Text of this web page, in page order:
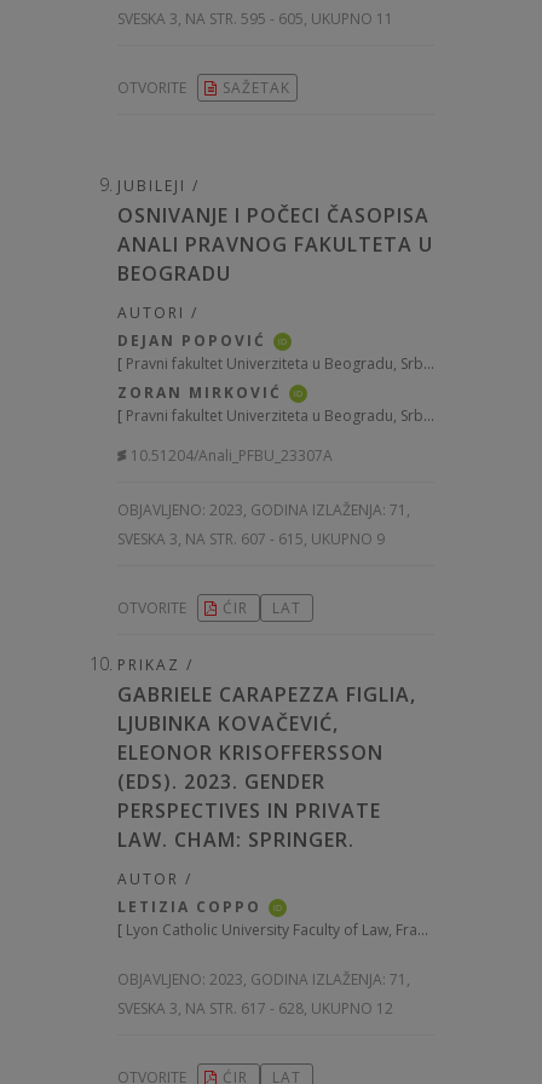
SVESKA 3, NA STR. 595 - 605, UKUPNO 11
OTVORITE SAŽETAK
JUBILEJI /
OSNIVANJE I POČECI ČASOPISA
ANALI PRAVNOG FAKULTETA U
BEOGRADU
AUTORI /
DEJAN POPOVIĆ
iD
[ Pravni fakultet Univerziteta u Beogradu, Srbija
ZORAN MIRKOVIĆ
iD
[ Pravni fakultet Univerziteta u Beogradu, Srbija
10.51204/Anali_PFBU_23307A
OBJAVLJENO: 2023, GODINA IZLAŽENJA: 71 ,
SVESKA 3, NA STR. 607 - 615, UKUPNO 9
OTVORITE ĆIR LAT
PRIKAZ /
GABRIELE CARAPEZZA FIGLIA,
LJUBINKA KOVAČEVIĆ,
ELEONOR KRISOFFERSSON
(EDS). 2023. GENDER
PERSPECTIVES IN PRIVATE
LAW. CHAM: SPRINGER.
AUTOR /
LETIZIA COPPO
iD
[ Lyon Catholic University Faculty of Law, France
OBJAVLJENO: 2023, GODINA IZLAŽENJA: 71 ,
SVESKA 3, NA STR. 617 - 628, UKUPNO 12
OTVORITE ĆIR LAT